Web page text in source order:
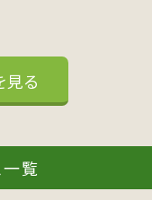
見る
覧